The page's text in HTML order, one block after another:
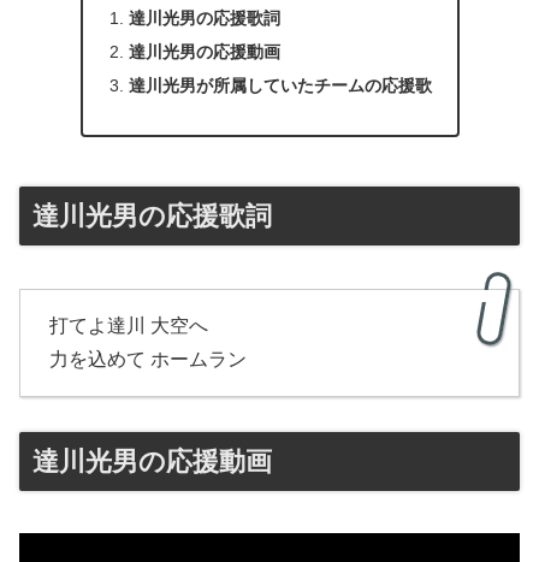
達川光男の応援歌詞
達川光男の応援動画
達川光男が所属していたチームの応援歌
達川光男の応援歌詞
打てよ達川 大空へ
力を込めて ホームラン
達川光男の応援動画